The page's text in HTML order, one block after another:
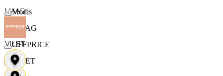
MAAG
VILET
Modis
OFFPRICE